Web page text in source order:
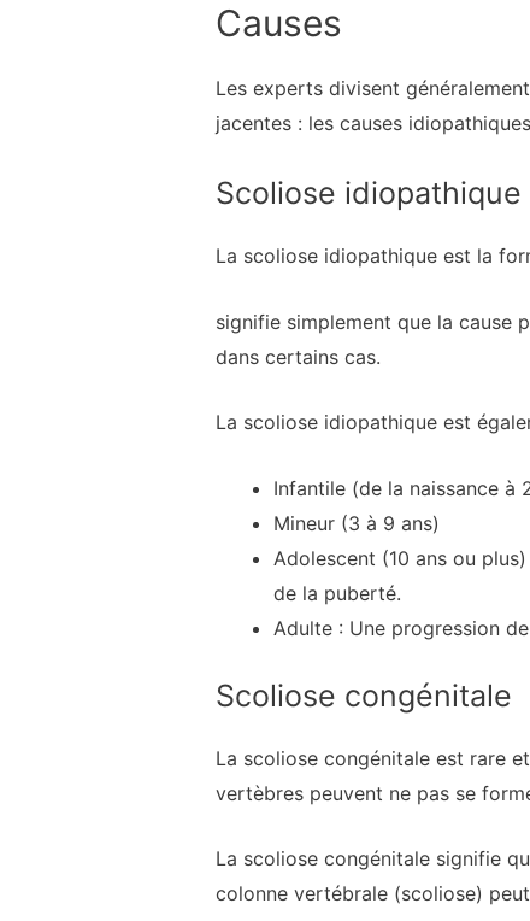
Causes
Les experts divisent
jacentes : les causes
Scoliose idiopathique
La scoliose idiopathique est la
signifie simplement que la cause
dans certains cas.
La scoliose idiopathique est
Infantile (de la naissance à
Mineur (3 à 9 ans)
Adolescent (10 ans ou
de la puberté.
Adulte : Une progression
Scoliose congénitale
La scoliose congénitale est rare
vertèbres peuvent ne pas se
La scoliose congénitale signifie
colonne vertébrale (scoliose)